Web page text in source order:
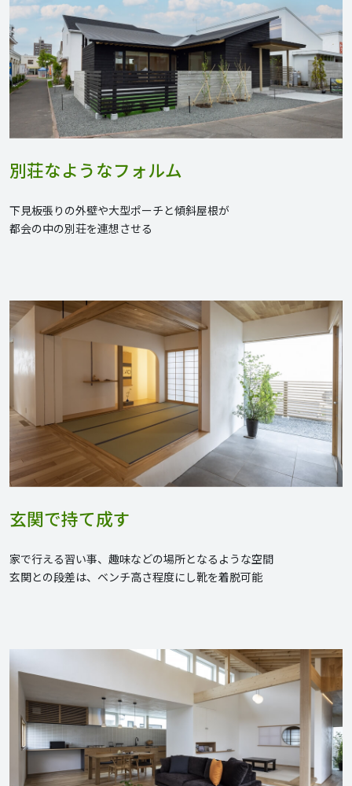
別荘なようなフォルム
下見板張りの外壁や大型ポーチと傾斜屋根が
都会の中の別荘を連想させる
玄関で持て成す
家で行える習い事、趣味などの場所となるような空間
玄関との段差は、ベンチ高さ程度にし靴を着脱可能